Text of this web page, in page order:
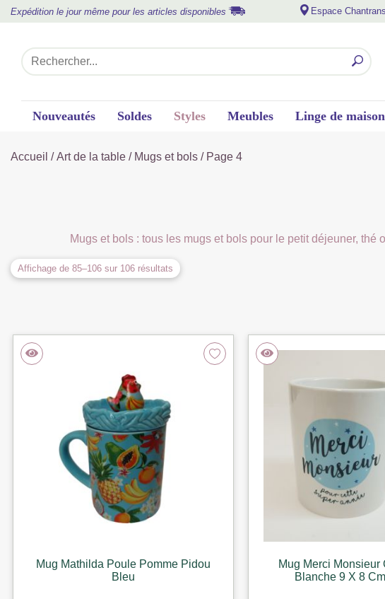
Expédition le jour même pour les articles disponibles Espace
Nouveautés Soldes Styles Meubles Linge de maison
Accueil /Art de la table / Mugs et bols / Page 4
Mugs et bols : tous les mugs et bols pour le petit déjeuner,
Affichage de 85–106 sur 106 résultats
Mug Mathilda Poule Pomme Pidou
Bleu
Mug Merci Monsieur
Blanche 9 X 8